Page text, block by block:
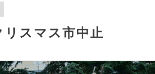
リスマス市中止